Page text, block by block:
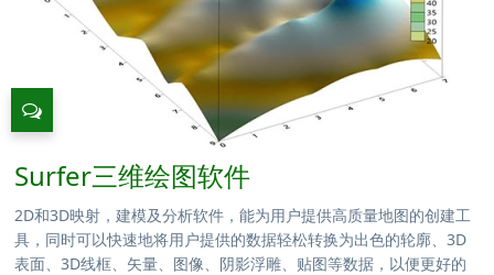
Surfer三维绘图软件
2D和3D映射，建模及分析软件，能为用户提供高质量地图的创建工
具，同时可以快速地将用户提供的数据轻松转换为出色的轮廓、3D
表面、3D线框、矢量、图像、阴影浮雕、贴图等数据，以便更好的